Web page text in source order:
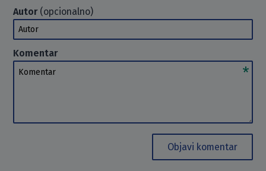
Autor(opcionalno)
Autor
Komentar
Komentar
Objavi komentar